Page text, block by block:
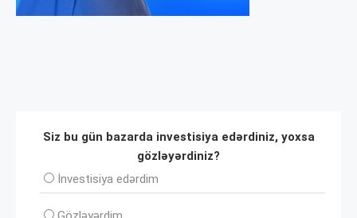
Siz bu gün bazarda investisiya edərdiniz, yoxsa
gözləyərdiniz?
İnvеstisiya edərdim